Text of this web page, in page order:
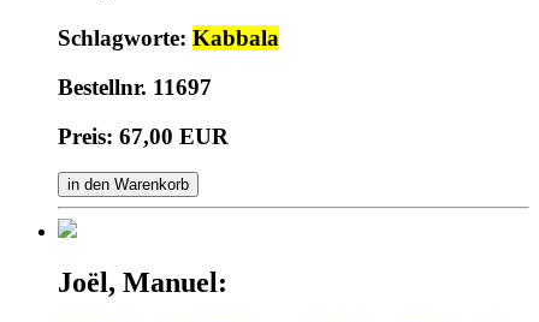
Schlagworte: Kabbala
Bestellnr. 11697
Preis: 67,00 EUR
in den Warenkorb
Joël, Manuel: